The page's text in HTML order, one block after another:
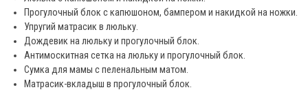
Прогулочный блок с капюшоном, бампером и накидкой на ножки.
Упругий матрасик в люльку.
Дождевик на люльку и прогулочный блок.
Антимоскитная сетка на люльку и прогулочный блок.
Сумка для мамы с пеленальным матом.
Матрасик-вкладыш в прогулочный блок.